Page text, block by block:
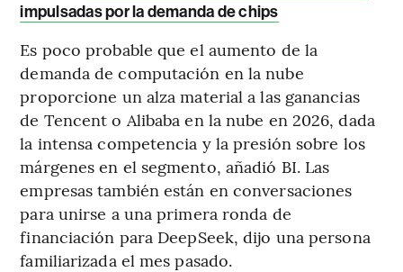
impulsadas por la demanda de chips
Es poco probable que el aumento de la
demanda de computación en la nube
proporcione un alza material a las ganancias
de Tencent o Alibaba en la nube en 2026, dada
la intensa competencia y la presión sobre los
márgenes en el segmento, añadió BI. Las
empresas también están en conversaciones
para unirse a una primera ronda de
financiación para DeepSeek, dijo una persona
familiarizada el mes pasado.